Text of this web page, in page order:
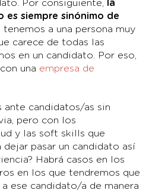
Por consiguiente,
la
es siempre sinónimo de
tenemos a una persona muy
carece de todas las
en un candidato. Por eso,
una empresa de
ante candidatos/as sin
pero con los
y las soft skills que
dejar pasar un candidato así
Habrá casos en los
en los que tendremos que
ese candidato/a de manera